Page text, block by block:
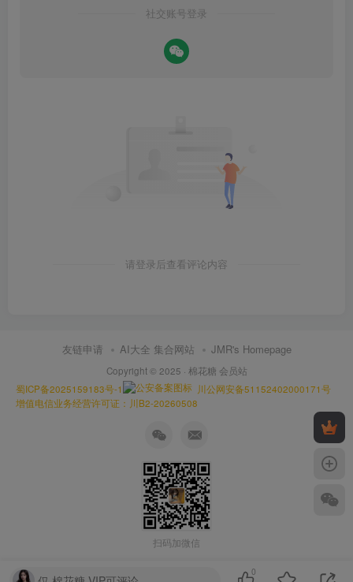
社交账号登录
请登录后查看评论内容
友链申请 AI大全 集合网站 JMR's Homepage
Copyright © 2025 · 棉花糖 会员站
蜀ICP备2025159183号-1
川公网安备51152402000171号
增值电信业务经营许可证：川B2-20260508
扫码加微信
0